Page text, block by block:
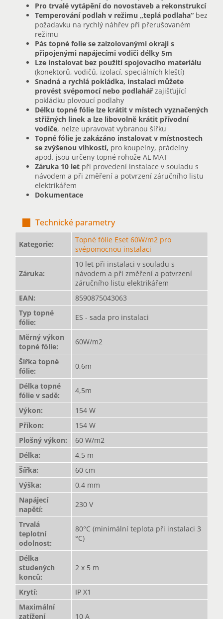
Pro trvalé vytápění do novostaveb a rekonstrukcí
Temperování podlah v režimu „teplá podlaha“ bez
požadavku na rychlý náhřev při přerušovaném
režimu
Pás topné folie se zaizolovanými okraji s
připojenými napájecími vodiči délky 5m
Lze instalovat bez použití spojovacího materiálu
(konektorů, vodičů, izolací, speciálních kleští)
Snadná a rychlá pokládka, instalaci můžete
provést svépomocí nebo podlahářzajišťující
pokládku plovoucí podlahy
Délku topné fólie lze krátit v místech vyznačených
střižných linek a lze libovolně krátit přívodní
vodiče, nelze upravovat vybranou šířku
Topné fólie je zakázáno instalovat v místnostech
se zvýšenou vlhkostí, pro koupelny, prádelny
apod. jsou určeny topné rohože AL MAT
Záruka 10 let při provedení instalace v souladu s
návodem a při změření a potvrzení záručního listu
elektrikářem
Dokumentace
Technické parametry
Kategorie:
Topné fólie Eset 60W/m2 pro
svépomocnou instalaci
Záruka:
10 let při instalaci v souladu s
návodem a při změření a potvrzení
záručního listu elektrikářem
EAN:
8590875043063
Typ topné
fólie:
ES - sada pro instalaci
Měrný výkon
topné fólie:
60W/m2
Šířka topné
fólie:
0,6m
Délka topné
fólie v sadě:
4,5m
Výkon:
154 W
Příkon:
154 W
Plošný výkon:
60 W/m2
Délka:
4,5 m
Šířka:
60 cm
Výška:
0,4 mm
Napájecí
napětí:
230 V
Trvalá
teplotní
odolnost:
80°C (minimální teplota při instalaci 3
°C)
Délka
studených
konců:
2 x 5 m
Krytí:
IP X1
Maximální
zatížení
10 A